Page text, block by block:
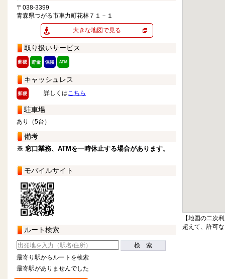
〒038-3399
青森県つがる市車力町花林７１－１
大きな地図で見る
取り扱いサービス
キャッシュレス
詳しくはこちら
駐車場
あり（5台）
備考
※ 窓口業務、ATMを一時休止する場合があります。
モバイルサイト
ルート検索
検 索
最寄り駅からルートを検索
最寄駅がありませんでした
【地図の二次
超えて、許可